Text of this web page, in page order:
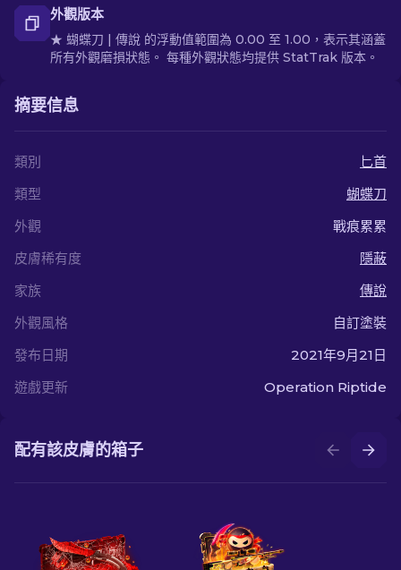
外觀版本
★ 蝴蝶刀 | 傳說 的浮動值範圍為 0.00 至 1.00，表示其涵蓋
所有外觀磨損狀態。 每種外觀狀態均提供 StatTrak 版本。
摘要信息
類別
匕首
類型
蝴蝶刀
外觀
戰痕累累
皮膚稀有度
隱蔽
家族
傳說
外觀風格
自訂塗裝
發布日期
2021年9月21日
遊戲更新
Operation Riptide
配有該皮膚的箱子